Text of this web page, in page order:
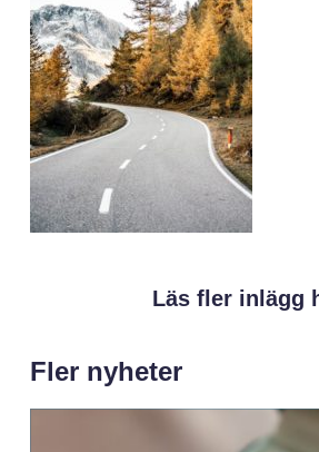
Läs fler inlägg
Fler nyheter